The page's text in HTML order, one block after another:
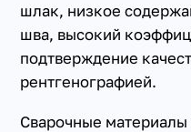
шлак, низкое
шва, высокий
подтверждение
рентгенографией.
Сварочные